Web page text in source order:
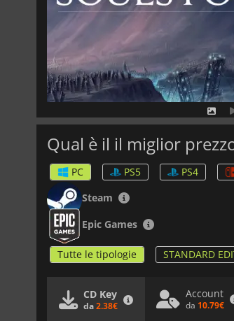
Qual è il il miglior
PC PS5 PS4
Steam
Epic Games
Tutte le tipologie STANDARD
CD Key
da2.38€
Account
da 10.79€